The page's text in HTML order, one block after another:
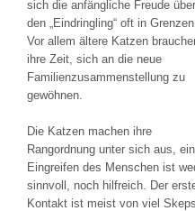
sich die anfängliche Freude über
den „Eindringling“ oft in Grenzen.
Vor allem ältere Katzen
ihre Zeit, sich an die neue
Familienzusammenstellung zu
gewöhnen.
Die Katzen machen ihre
Rangordnung unter sich aus, ein
Eingreifen des Menschen ist
sinnvoll, noch hilfreich. Der
Kontakt ist meist von viel